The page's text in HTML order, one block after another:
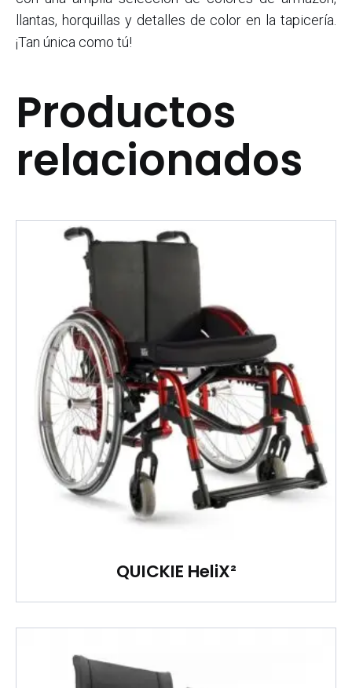
llantas, horquillas y detalles de color en la tapicería.
¡Tan única como tú!
Productos
relacionados
QUICKIE HeliX²